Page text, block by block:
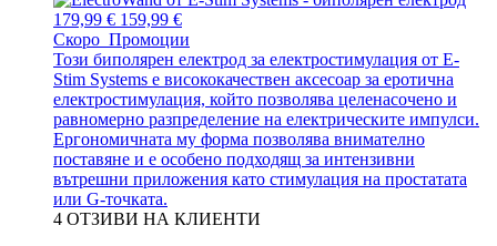
179,99 € 159,99 €
Скоро Промоции
Този биполярен електрод за електростимулация от E-
Stim Systems е висококачествен аксесоар за еротична
електростимулация, който позволява целенасочено и
равномерно разпределение на електрическите импулси.
Ергономичната му форма позволява внимателно
поставяне и е особено подходящ за интензивни
вътрешни приложения като стимулация на простатата
или G-точката.
4 ОТЗИВИ НА КЛИЕНТИ